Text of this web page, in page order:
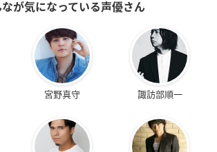
なが気になっている声優さん
宮野真守 諏訪部順一